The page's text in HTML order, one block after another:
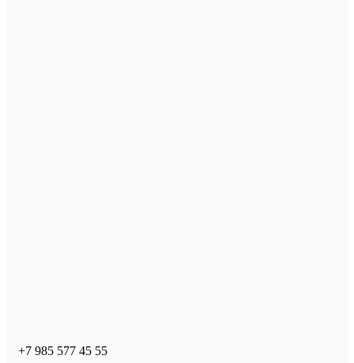
+7 985 577 45 55